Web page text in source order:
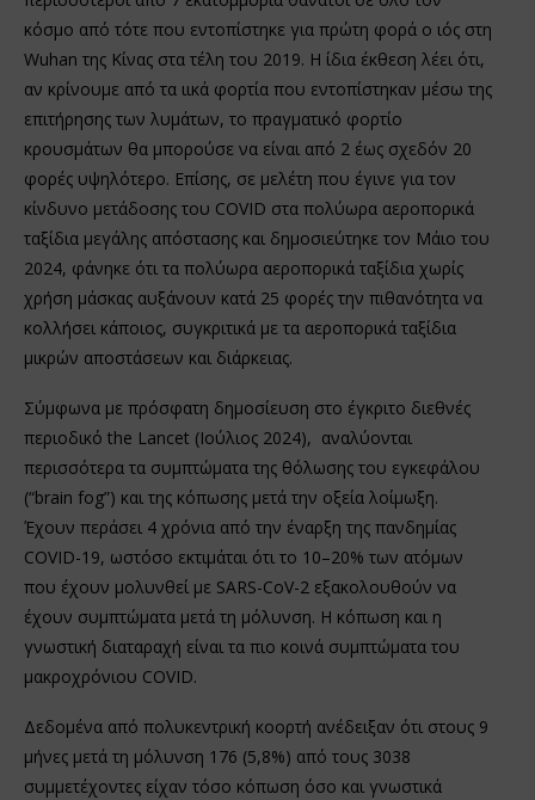
κόσμο από τότε που εντοπίστηκε για πρώτη φορά ο ιός στη
Wuhan της Κίνας στα τέλη του 2019. Η ίδια έκθεση λέει ότι,
αν κρίνουμε από τα ιικά φορτία που εντοπίστηκαν μέσω της
επιτήρησης των λυμάτων, το πραγματικό φορτίο
κρουσμάτων θα μπορούσε να είναι από 2 έως σχεδόν 20
φορές υψηλότερο. Επίσης, σε μελέτη που έγινε για τον
κίνδυνο μετάδοσης του COVID στα πολύωρα αεροπορικά
ταξίδια μεγάλης απόστασης και δημοσιεύτηκε τον Μάιο του
2024, φάνηκε ότι τα πολύωρα αεροπορικά ταξίδια χωρίς
χρήση μάσκας αυξάνουν κατά 25 φορές την πιθανότητα να
κολλήσει κάποιος, συγκριτικά με τα αεροπορικά ταξίδια
μικρών αποστάσεων και διάρκειας.
Σύμφωνα με πρόσφατη δημοσίευση στο έγκριτο διεθνές
περιοδικό the Lancet (Ιούλιος 2024), αναλύονται
περισσότερα τα συμπτώματα της θόλωσης του εγκεφάλου
(“brain fog”) και της κόπωσης μετά την οξεία λοίμωξη.
Έχουν περάσει 4 χρόνια από την έναρξη της πανδημίας
COVID-19, ωστόσο εκτιμάται ότι το 10–20% των ατόμων
που έχουν μολυνθεί με SARS-CoV-2 εξακολουθούν να
έχουν συμπτώματα μετά τη μόλυνση. Η κόπωση και η
γνωστική διαταραχή είναι τα πιο κοινά συμπτώματα του
μακροχρόνιου COVID.
Δεδομένα από πολυκεντρική κοορτή ανέδειξαν ότι στους 9
μήνες μετά τη μόλυνση 176 (5,8%) από τους 3038
συμμετέχοντες είχαν τόσο κόπωση όσο και γνωστικά